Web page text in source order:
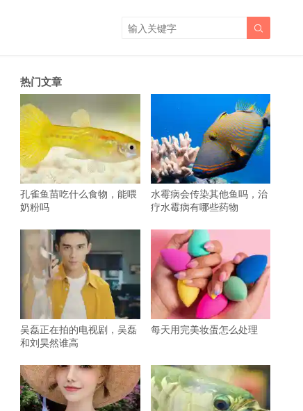

热门文章
孔雀鱼苗吃什么食物，能喂
奶粉吗
水霉病会传染其他鱼吗，治
疗水霉病有哪些药物
吴磊正在拍的电视剧，吴磊
和刘昊然谁高
每天用完美妆蛋怎么处理